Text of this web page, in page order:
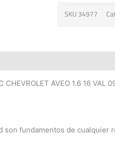
1.5
16v
SKU 34977
CHEVROLET AVEO 1.6 16 VAL
fundamentos de cualquier